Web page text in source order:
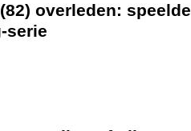
overleden: speelde
serie